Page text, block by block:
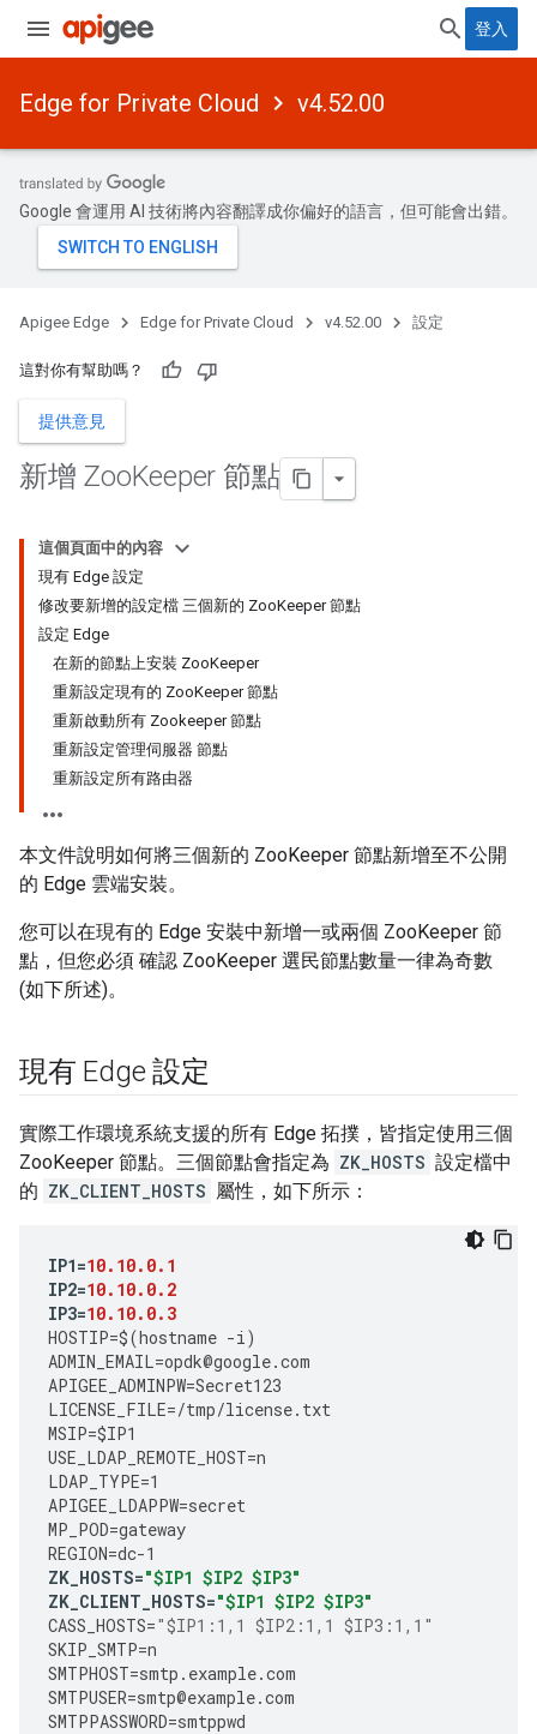
登入
Edge for Private Cloud v4.52.00
Google 會運用 AI 技術將內容翻譯成你偏好的語言，但可能會出錯。
Apigee Edge Edge for Private Cloud v4.52.00 設定
這對你有幫助嗎？
提供意見
新增 ZooKeeper 節點
這個頁面中的內容
現有 Edge 設定
修改要新增的設定檔 三個新的 ZooKeeper 節點
設定 Edge
在新的節點上安裝 ZooKeeper
重新設定現有的 ZooKeeper 節點
重新啟動所有 Zookeeper 節點
重新設定管理伺服器 節點
重新設定所有路由器
本文件說明如何將三個新的 ZooKeeper 節點新增至不公開
的 Edge 雲端安裝。
您可以在現有的 Edge 安裝中新增一或兩個 ZooKeeper 節
點，但您必須 確認 ZooKeeper 選民節點數量一律為奇數
(如下所述)。
現有 Edge 設定
實際工作環境系統支援的所有 Edge 拓撲，皆指定使用三個
ZooKeeper 節點。三個節點會指定為 ZK_HOSTS 設定檔中
的 ZK_CLIENT_HOSTS 屬性，如下所示：
IP1=10.10.0.1
IP2=10.10.0.2
IP3=10.10.0.3
HOSTIP=$(hostname -i)
ADMIN_EMAIL=opdk@google.com
APIGEE_ADMINPW=Secret123
LICENSE_FILE=/tmp/license.txt
MSIP=$IP1
USE_LDAP_REMOTE_HOST=n
LDAP_TYPE=1
APIGEE_LDAPPW=secret
MP_POD=gateway
REGION=dc-1
ZK_HOSTS="$IP1 $IP2 $IP3"
ZK_CLIENT_HOSTS="$IP1 $IP2 $IP3"
CASS_HOSTS="$IP1:1,1 $IP2:1,1 $IP3:1,1"
SKIP_SMTP=n
SMTPHOST=smtp . example.com
SMTPUSER=smtp@example.com
SMTPPASSWORD=smtppwd